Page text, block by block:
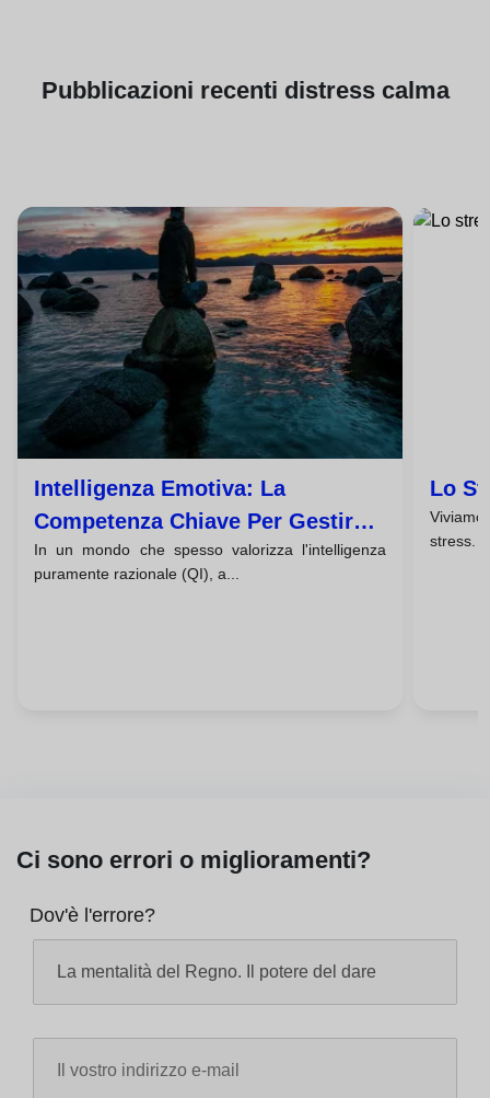
Pubblicazioni recenti distress calma
Intelligenza Emotiva: La
Competenza Chiave Per Gestire
Lo Stress E I Conflitti
In un mondo che spesso valorizza l'intelligenza
puramente razionale (QI), a...
Lo
stress.
Ci sono errori o miglioramenti?
Dov'è l'errore?